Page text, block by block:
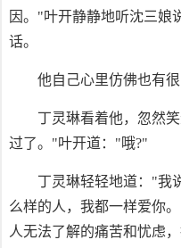
因。"叶开静静地听沈三娘
话。
他自己心里仿佛也有
丁灵琳看着他，忽然
过了。"叶开道："哦?"
丁灵琳轻轻地道："我
么样的人，我都一样爱你
人无法了解的痛苦和忧虑